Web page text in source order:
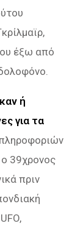
έξω από
ή
για τα
39χρονος
πριν